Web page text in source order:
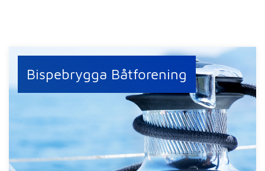
Bispebrygga Båtforening